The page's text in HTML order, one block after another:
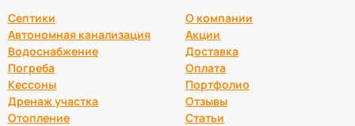
Септики
Автономная канализация
Водоснабжение
Погреба
Кессоны
Дренаж участка
Отопление
О компании
Акции
Доставка
Оплата
Портфолио
Отзывы
Статьи